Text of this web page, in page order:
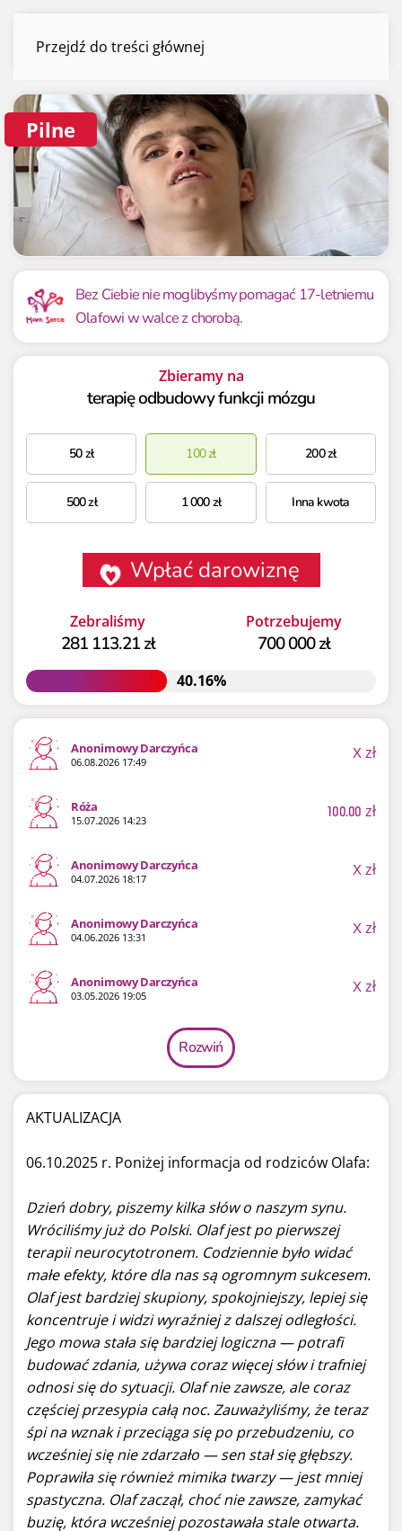
Przejdź do treści głównejOlaf Talabski
Pilne
Mamy już
281 113.21 zł
Potrzebujemy
700 000 zł
40.16% 40.16%
Bez Ciebie nie moglibyśmy pomagać 17-letniemu
Olafowi w walce z chorobą.
Zbieramy na
terapię odbudowy funkcji mózgu
50zł 100zł 200zł
500zł 1 000zł Inna kwota
Wpłać darowiznę
Zebraliśmy
281 113.21 zł
Potrzebujemy
700 000 zł
40.16%
40.16%
Anonimowy Darczyńca
06.08.2026 17:49 Xzł
Róża
15.07.2026 14:23 100.00 zł
Anonimowy Darczyńca
04.07.2026 18:17 Xzł
Anonimowy Darczyńca
04.06.2026 13:31 Xzł
Anonimowy Darczyńca
03.05.2026 19:05 Xzł
Rozwiń
AKTUALIZACJA
06.10.2025 r. Poniżej informacja od rodziców Olafa:
Dzień dobry, piszemy kilka słów o naszym synu.
Wróciliśmy już do Polski. Olaf jest po pierwszej
terapii neurocytotronem. Codziennie było widać
małe efekty, które dla nas są ogromnym sukcesem.
Olaf jest bardziej skupiony, spokojniejszy, lepiej się
koncentruje i widzi wyraźniej z dalszej odległości.
Jego mowa stała się bardziej logiczna — potrafi
budować zdania, używa coraz więcej słów i trafniej
odnosi się do sytuacji. Olaf nie zawsze, ale coraz
częściej przesypia całą noc. Zauważyliśmy, że teraz
śpi na wznak i przeciąga się po przebudzeniu, co
wcześniej się nie zdarzało — sen stał się głębszy.
Poprawiła się również mimika twarzy — jest mniej
spastyczna. Olaf zaczął, choć nie zawsze, zamykać
buzię, która wcześniej pozostawała stale otwarta.